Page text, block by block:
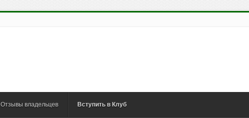
Отзывы владельцев Вступить в Клуб